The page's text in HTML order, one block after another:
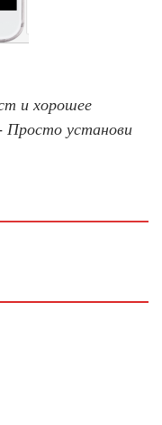
и хорошее
Просто установи